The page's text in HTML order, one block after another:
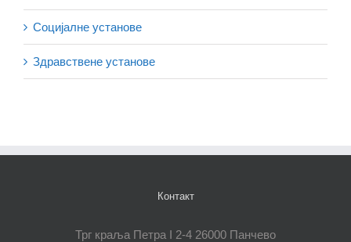
Социјалне установе
Здравствене установе
Контакт
Трг краља Петра I 2-4 26000 Панчево